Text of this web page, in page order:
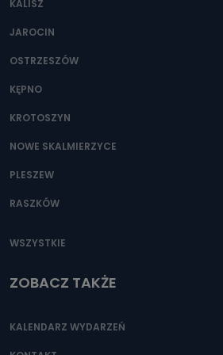
Można to zrobić pod numerem telefonu
KALISZ
JAROCIN
OSTRZESZÓW
KĘPNO
KROTOSZYN
NOWE SKALMIERZYCE
PLESZEW
RASZKÓW
WSZYSTKIE
ZOBACZ TAKŻE
KALENDARZ WYDARZEŃ